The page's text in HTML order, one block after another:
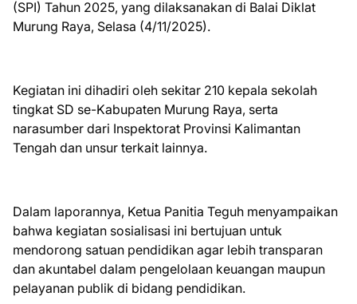
(SPI) Tahun 2025, yang dilaksanakan di Balai Diklat
Murung Raya, Selasa (4/11/2025).
Kegiatan ini dihadiri oleh sekitar 210 kepala sekolah
tingkat SD se-Kabupaten Murung Raya, serta
narasumber dari Inspektorat Provinsi Kalimantan
Tengah dan unsur terkait lainnya.
Dalam laporannya, Ketua Panitia Teguh menyampaikan
bahwa kegiatan sosialisasi ini bertujuan untuk
mendorong satuan pendidikan agar lebih transparan
dan akuntabel dalam pengelolaan keuangan maupun
pelayanan publik di bidang pendidikan.